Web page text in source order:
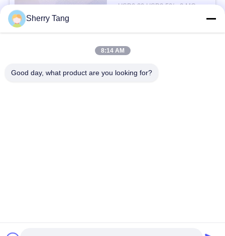
USD0.20-USD3.50/m2 MOQ:100 मीटर
लोकप्रिय श्रेणियां
Sherry Tang
8:14 AM
Good day, what product are you looking for?